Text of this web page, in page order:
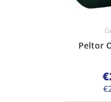
Peltor
€
€